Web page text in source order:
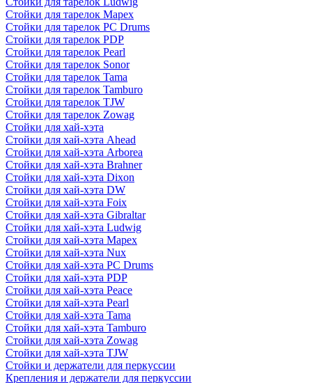
Стойки для тарелок Mapex
Стойки для тарелок PC Drums
Стойки для тарелок PDP
Стойки для тарелок Pearl
Стойки для тарелок Sonor
Стойки для тарелок Tama
Стойки для тарелок Tamburo
Стойки для тарелок TJW
Стойки для тарелок Zowag
Стойки для хай-хэта
Стойки для хай-хэта Ahead
Стойки для хай-хэта Arborea
Стойки для хай-хэта Brahner
Стойки для хай-хэта Dixon
Стойки для хай-хэта DW
Стойки для хай-хэта Foix
Стойки для хай-хэта Gibraltar
Стойки для хай-хэта Ludwig
Стойки для хай-хэта Mapex
Стойки для хай-хэта Nux
Стойки для хай-хэта PC Drums
Стойки для хай-хэта PDP
Стойки для хай-хэта Peace
Стойки для хай-хэта Pearl
Стойки для хай-хэта Tama
Стойки для хай-хэта Tamburo
Стойки для хай-хэта Zowag
Стойки для хай-хэта TJW
Стойки и держатели для перкуссии
Крепления и держатели для перкуссии